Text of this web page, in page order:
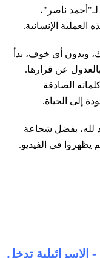
ناصر"،
الإنسانية.
وبدون أي خوف، بدأ
بالعدول عن قرارها.
الصادقة
إلى الحياة.
لله، بفضل شجاعة
يظهروا في الفيديو.
الإسرائيلية تدخل